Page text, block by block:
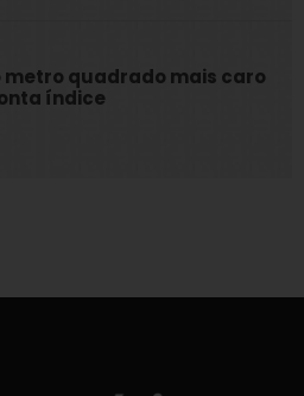
metro quadrado mais caro
índice